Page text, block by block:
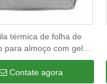
térmica de folha de
para almoço com gelo,
isolação de alimentos,
com alça para homens
Contate agora